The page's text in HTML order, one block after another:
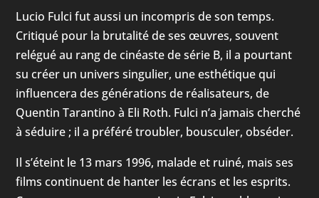
Lucio Fulci fut aussi un incompris de son temps.
Critiqué pour la brutalité de ses œuvres, souvent
relégué au rang de cinéaste de série B, il a pourtant
su créer un univers singulier, une esthétique qui
influencera des générations de réalisateurs, de
Quentin Tarantino à Eli Roth. Fulci n’a jamais cherché
à séduire ; il a préféré troubler, bousculer, obséder.
Il s’éteint le 13 mars 1996, malade et ruiné, mais ses
films continuent de hanter les écrans et les esprits.